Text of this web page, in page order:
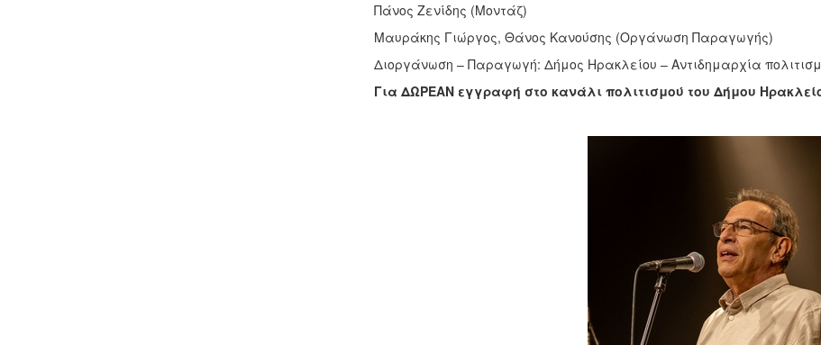
Πάνος Ζενίδης (Μοντάζ)
Μαυράκης Γιώργος, Θάνος Κανούσης (Οργάνωση Παραγωγής)
Διοργάνωση – Παραγωγή: Δήμος Ηρακλείου – Αντιδημαρχία
Για ΔΩΡΕΑΝ εγγραφή στο κανάλι πολιτισμού του Δήμου